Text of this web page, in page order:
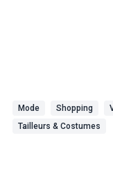
Mode Shopping
Tailleurs & Costumes